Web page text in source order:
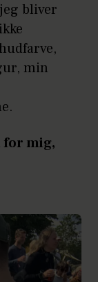
jeg bliver
min
for mig,